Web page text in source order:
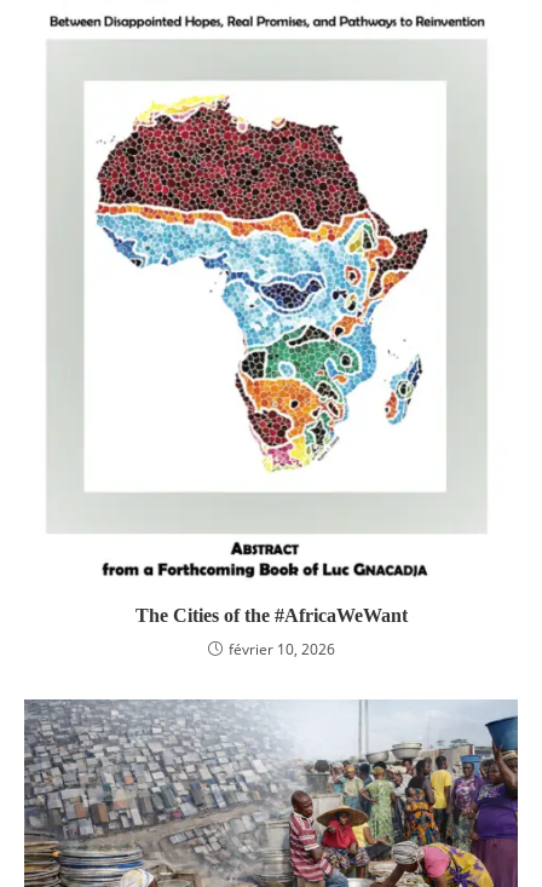
The Cities of the #AfricaWeWant
février 10, 2026